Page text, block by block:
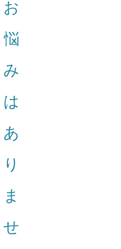
お
悩
み
は
あ
り
ま
せ